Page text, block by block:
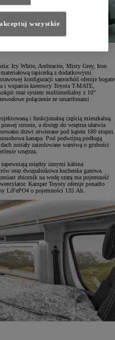
Icy White, Anthracite, Misty Grey, Iron
tapicerką z dodatkowymi
konfiguracji samochód oferuje bogate
i wsparcia kierowcy Toyota T-MATE,
oraz system multimedialny z 10"
połączenie ze smartfonami
i funkcjonalną częścią mieszkalną.
stronie, a dostęp do wnętrza ułatwia
drzwi otwierane pod kątem 180 stopni.
kanapa. Pod podwójną podłogą
zostały zaizolowane warstwą o grubości
wnętrza.
między innymi kabina
oraz dwupalnikowa kuchenka gazowa.
zbiornik na wodę szarą ma pojemność
Kamper Toyoty oferuje ponadto
LiFePO4 o pojemności 135 Ah.
wszystkie